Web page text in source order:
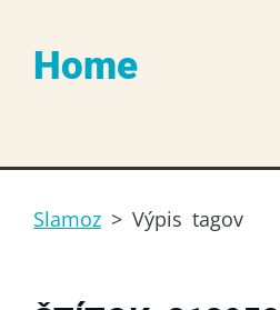
Home
Slamoz > Výpis tagov